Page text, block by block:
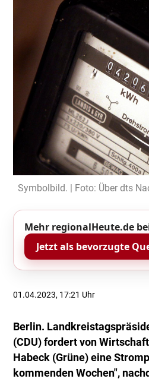
Symbolbild. | Foto: Über dts
Mehr regionalHeute.de
Jetzt als bevorzugte
01.04.2023, 17:21 Uhr
Berlin.
(CDU) fordert von
Habeck (Grüne) eine
kommenden Wochen",